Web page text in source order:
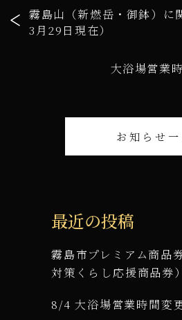
霧島山（新燃岳・御鉢）に
3月29日現在）
大浴場営業
お知らせ一
最近の投稿
霧島市プレミアム商品
対策くらし応援商品券
8/4 大浴場営業時間変